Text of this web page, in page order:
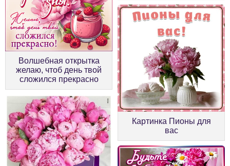
Волшебная открытка
желаю, чтоб день твой
сложился прекрасно
Картинка Пионы для
вас